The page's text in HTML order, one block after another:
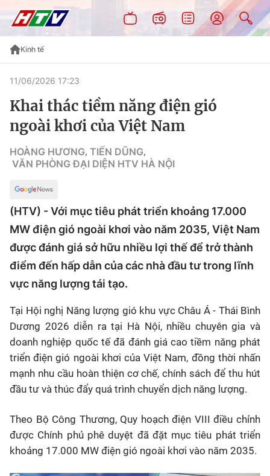
Kinh tế
11/06/2026 17:23
Khai thác tiềm năng điện gió
ngoài khơi của Việt Nam
HOÀNG HƯƠNG, TIẾN DŨNG,
VĂN PHÒNG ĐẠI DIỆN HTV HÀ NỘI
(HTV) - Với mục tiêu phát triển khoảng 17.000
MW điện gió ngoài khơi vào năm 2035, Việt Nam
được đánh giá sở hữu nhiều lợi thế để trở thành
điểm đến hấp dẫn của các nhà đầu tư trong lĩnh
vực năng lượng tái tạo.
Tại Hội nghị Năng lượng gió khu vực Châu Á - Thái Bình
Dương 2026 diễn ra tại Hà Nội, nhiều chuyên gia và
doanh nghiệp quốc tế đã đánh giá cao tiềm năng phát
triển điện gió ngoài khơi của Việt Nam, đồng thời nhấn
mạnh nhu cầu hoàn thiện cơ chế, chính sách để thu hút
đầu tư và thúc đẩy quá trình chuyển dịch năng lượng.
Theo Bộ Công Thương, Quy hoạch điện VIII điều chỉnh
được Chính phủ phê duyệt đã đặt mục tiêu phát triển
khoảng 17.000 MW điện gió ngoài khơi vào năm 2035.